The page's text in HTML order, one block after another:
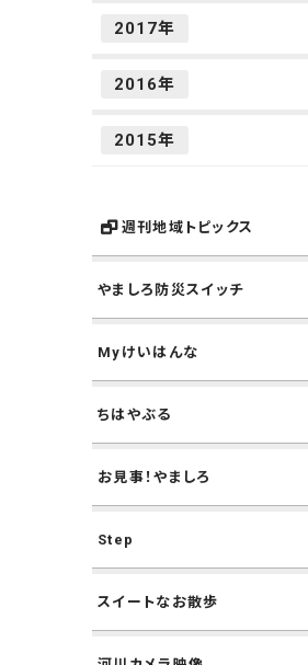
2017年
2016年
2015年
週刊地域トピックス
やましろ防災スイッチ
Myけいはんな
ちはやぶる
お見事！やましろ
Step
スイートなお散歩